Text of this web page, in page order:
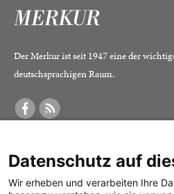
Der Merkur ist seit 1947 eine der
deutschsprachigen Raum.
Was ist der Merkur?
Herausgeber /
Alle Abos im
Print-Abo
Datenschutz auf
Wir erheben und verarbeiten Ihre